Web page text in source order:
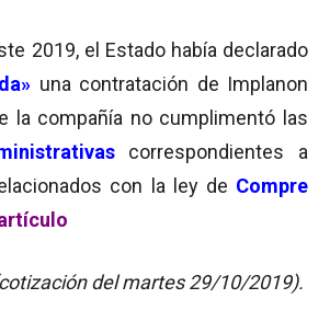
2019, el Estado había declarado
una contratación de Implanon
la compañía no cumplimentó las
correspondientes a
con la ley de Compre
del martes 29/10/2019).